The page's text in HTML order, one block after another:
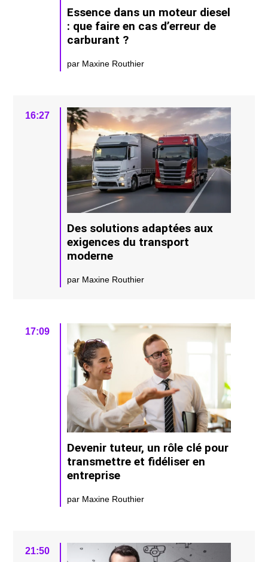
Essence dans un moteur diesel
: que faire en cas d’erreur de
carburant ?
par Maxine Routhier
16:27
Des solutions adaptées aux
exigences du transport
moderne
par Maxine Routhier
17:09
Devenir tuteur, un rôle clé pour
transmettre et fidéliser en
entreprise
par Maxine Routhier
21:50